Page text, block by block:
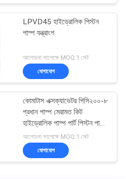
LPVD45 হাইড্রোলিক পিস্টন
পাম্প যন্ত্রাংশ
আলোচনা সাপেক্ষে MOQ:1 সেট
যোগাযোগ
কোমাটাস এক্সক্যাভেটর পিসি২০০-৮
প্রধান পাম্প মেরামত কিট
হাইড্রোলিক পাম্প পার্ট পিস্টন পাম্প
রক্ষণাবেক্ষণ মেরামতের পরিষেবা
আলোচনা সাপেক্ষে MOQ:1 সেট
যোগাযোগ